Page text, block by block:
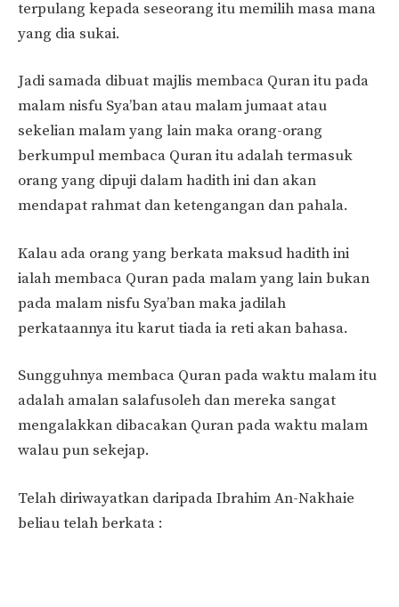
terpulang kepada seseorang itu memilih masa mana
yang dia sukai.
Jadi samada dibuat majlis membaca Quran itu pada
malam nisfu Sya’ban atau malam jumaat atau
sekelian malam yang lain maka orang-orang
berkumpul membaca Quran itu adalah termasuk
orang yang dipuji dalam hadith ini dan akan
mendapat rahmat dan ketengangan dan pahala.
Kalau ada orang yang berkata maksud hadith ini
ialah membaca Quran pada malam yang lain bukan
pada malam nisfu Sya’ban maka jadilah
perkataannya itu karut tiada ia reti akan bahasa.
Sungguhnya membaca Quran pada waktu malam itu
adalah amalan salafusoleh dan mereka sangat
mengalakkan dibacakan Quran pada waktu malam
walau pun sekejap.
Telah diriwayatkan daripada Ibrahim An-Nakhaie
beliau telah berkata :